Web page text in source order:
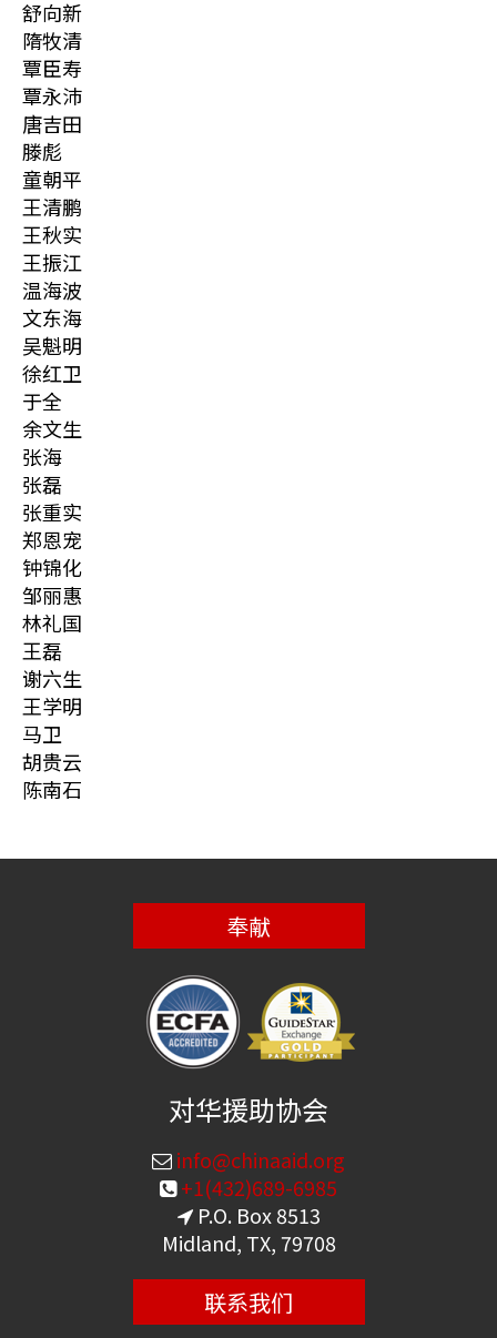
舒向新
隋牧清
覃臣寿
覃永沛
唐吉田
滕彪
童朝平
王清鹏
王秋实
王振江
温海波
文东海
吴魁明
徐红卫
于全
余文生
张海
张磊
张重实
郑恩宠
钟锦化
邹丽惠
林礼国
王磊
谢六生
王学明
马卫
胡贵云
陈南石
奉献
对华援助协会
info@chinaaid.org
+1(432)689-6985
P.O. Box 8513
Midland, TX, 79708
联系我们